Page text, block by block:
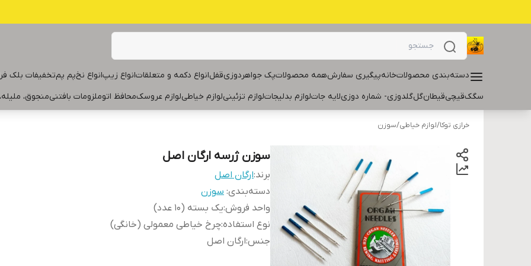
دسته‌بندی محصولاتخانهپیگیری سفارشهمه محصولاتپک جواهردوزیقفلانواع دکمه و متعلقاتانواع زیپانواع نخپم پمتخفیفات بلک
سگکقیچیقیطانگلگلدوزی- شماره دوزیلایه جاتلوازم بدلیجاتلوازم تزئینیلوازم خیاطیلوازم عروسکمحافظ اتوملزومات بافتنیمنجوق،
خرازی توکا/لوازم خیاطی/سوزن
سوزن ژرسه ارگان اصل
برند:ارگان اصل
دسته‌بندی: سوزن
واحد فروش:یک بسته (۱۰ عدد)
نوع استفاده:چرخ خیاطی معمولی (خانگی)
جنس:ارگان اصل